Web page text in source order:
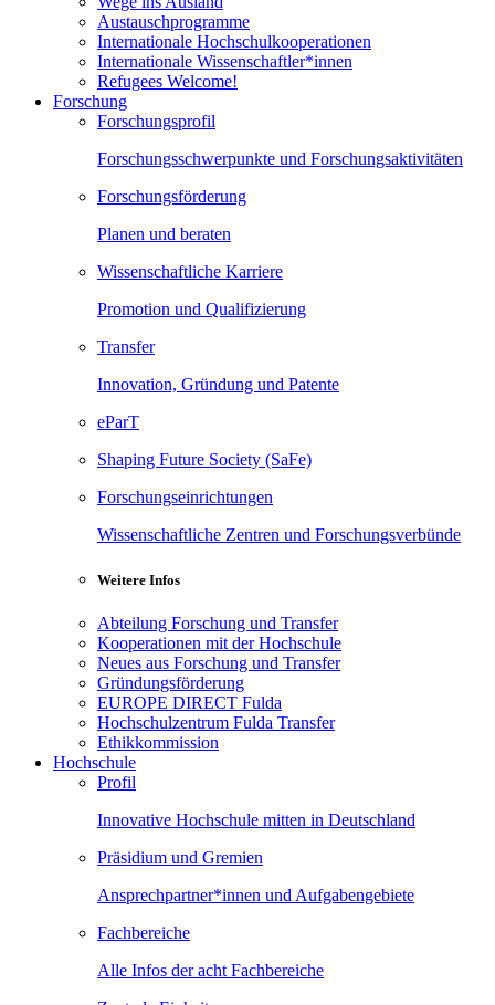
Austauschprogramme
Internationale Hochschulkooperationen
Internationale Wissenschaftler*innen
Refugees Welcome!
Forschung
Forschungsprofil
Forschungsschwerpunkte und Forschungsaktivitäten
Forschungsförderung
Planen und beraten
Wissenschaftliche Karriere
Promotion und Qualifizierung
Transfer
Innovation, Gründung und Patente
eParT
Shaping Future Society (SaFe)
Forschungseinrichtungen
Wissenschaftliche Zentren und Forschungsverbünde
Weitere Infos
Abteilung Forschung und Transfer
Kooperationen mit der Hochschule
Neues aus Forschung und Transfer
Gründungsförderung
EUROPE DIRECT Fulda
Hochschulzentrum Fulda Transfer
Ethikkommission
Hochschule
Profil
Innovative Hochschule mitten in Deutschland
Präsidium und Gremien
Ansprechpartner*innen und Aufgabengebiete
Fachbereiche
Alle Infos der acht Fachbereiche